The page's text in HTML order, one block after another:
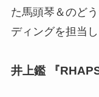
た馬頭琴＆のど
ディングを担当し
井上鑑 『